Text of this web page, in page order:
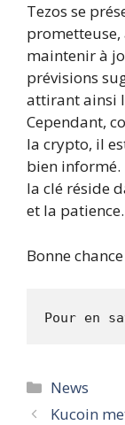
Tezos se
maintenir à
prévisions
attirant ainsi
Cependant,
la crypto, il
bien informé.
la clé réside
et la patience.
Bonne
Catégories
News
Kucoin